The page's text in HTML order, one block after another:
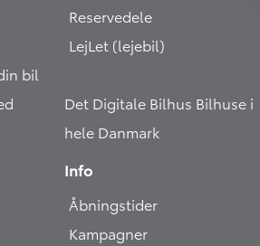
bil
Reservedele
LejLet (lejebil)
Det Digitale Bilhus Bilhuse i
hele Danmark
Info
Åbningstider
Kampagner